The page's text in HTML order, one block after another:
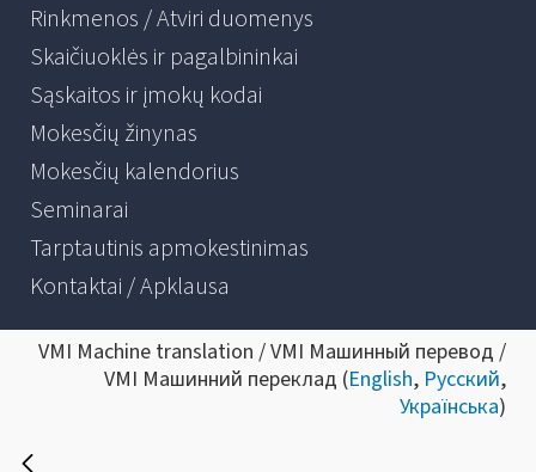
Rinkmenos / Atviri duomenys
Skaičiuoklės ir pagalbininkai
Sąskaitos ir įmokų kodai
Mokesčių žinynas
Mokesčių kalendorius
Seminarai
Tarptautinis apmokestinimas
Kontaktai / Apklausa
VMI Machine translation / VMI Машинный перевод /
VMI Машинний переклад (English, Русский,
Українська)